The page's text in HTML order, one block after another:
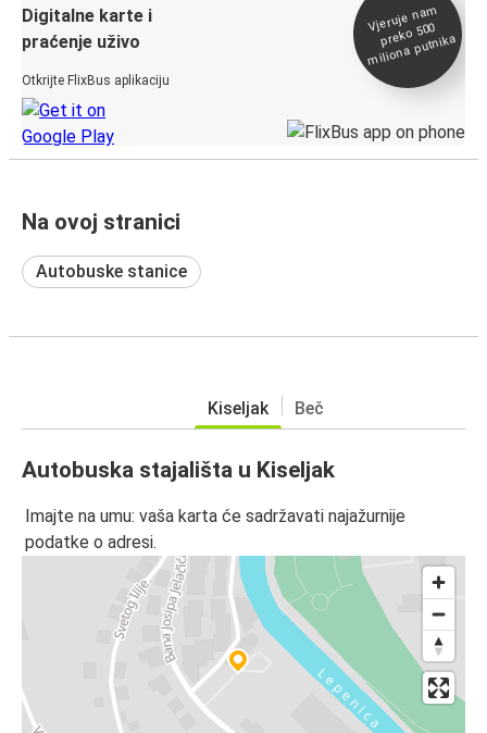
Digitalne karte i
praćenje uživo
Otkrijte FlixBus aplikaciju
Vjeruje na
m
preko 500
miliona putnika
Na ovoj stranici
Autobuske stanice
Kiseljak Beč
Autobuska stajališta u Kiseljak
Imajte na umu: vaša karta će sadržavati najažurnije
podatke o adresi.